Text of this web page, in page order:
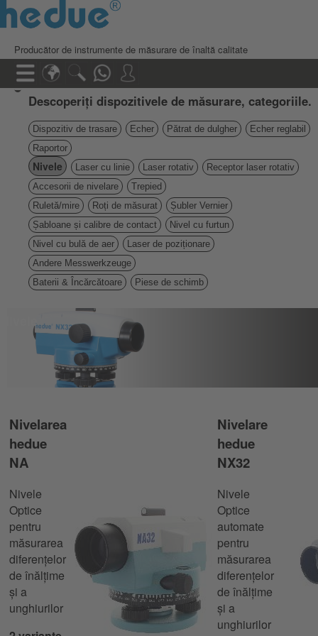
Producător de instrumente de măsurare de înaltă calitate
Descoperiți dispozitivele de măsurare, categoriile.
Dispozitiv de trasare Echer Pătrat de dulgher
Echer reglabil
Raportor
Nivele Laser cu linie Laser rotativ
Receptor laser rotativ
Accesorii de nivelare
Trepied
Ruletă/mire
Roți de măsurat
Șubler Vernier
Șabloane și calibre de contact
Nivel cu furtun
Nivel cu bulă de aer
Laser de poziționare
Andere Messwerkzeuge
Baterii & Încărcătoare
Piese de schimb
Nivele
Nivelarea
hedue
NA
Nivele
Optice
pentru
măsurarea
diferențelor
de înălțime
și a
unghiurilor
Nivelare
hedue
NX32
Nivele
Optice
automate
pentru
măsurarea
diferențelor
de înălțime
și a
unghiurilor